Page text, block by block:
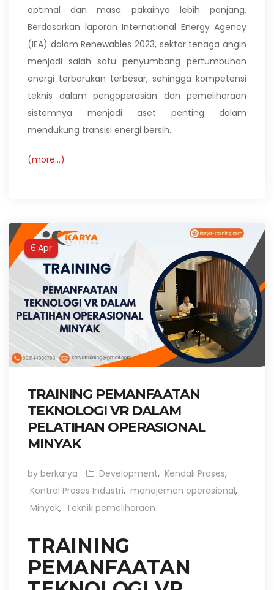
optimal dan masa pakainya lebih panjang.
Berdasarkan laporan International Energy Agency
(IEA) dalam Renewables 2023, sektor tenaga angin
menjadi salah satu penyumbang pertumbuhan
energi terbarukan terbesar, sehingga kompetensi
teknis dalam pengoperasian dan pemeliharaan
sistemnya menjadi aset penting dalam
mendukung transisi energi bersih.
(more…)
6 Apr
TRAINING PEMANFAATAN
TEKNOLOGI VR DALAM
PELATIHAN OPERASIONAL
MINYAK
by berkarya Development, Kendali Proses,
Kontrol Proses Industri, manajemen operasional,
Minyak, Teknik pemeliharaan
TRAINING
PEMANFAATAN